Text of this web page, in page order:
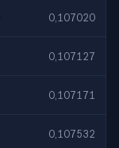
0,107020
0,107127
0,107171
0,107532